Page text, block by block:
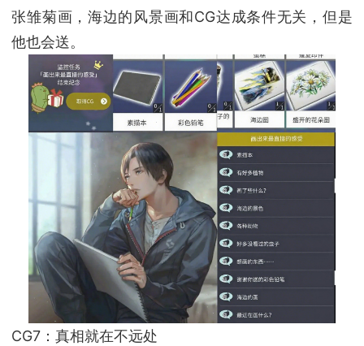
张雏菊画，海边的风景画和CG达成条件无关，但是
他也会送。
CG7：真相就在不远处